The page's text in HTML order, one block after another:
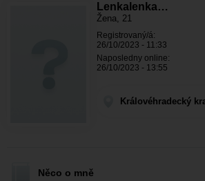
Lenkalenka…
Žena, 21
Registrovaný/á:
26/10/2023 - 11:33
Naposledny online:
26/10/2023 - 13:55
Královéhradecký
Něco o mně